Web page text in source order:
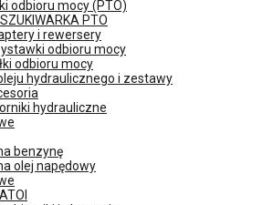
odbioru mocy (PTO)
PTO
i rewersery
odbioru mocy
odbioru mocy
hydraulicznego i zestawy
hydrauliczne
benzynę
olej napędowy